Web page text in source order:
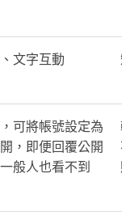
文字互動
可將帳號設定為
，即便回覆公開
般人也看不到